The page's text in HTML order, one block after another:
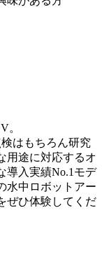
。
はもちろん研究
用途に対応するオ
導入実績No.1モデ
水中ロボットアー
ぜひ体験してくだ